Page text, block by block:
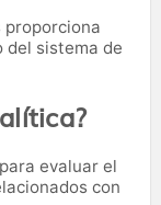
proporciona
del sistema de
evaluar el
con